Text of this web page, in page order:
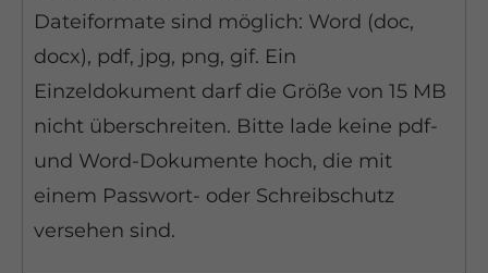
Dateiformate sind möglich: Word (doc,
docx), pdf, jpg, png, gif. Ein
Einzeldokument darf die Größe von 15 MB
nicht überschreiten. Bitte lade keine pdf-
und Word-Dokumente hoch, die mit
einem Passwort- oder Schreibschutz
versehen sind.